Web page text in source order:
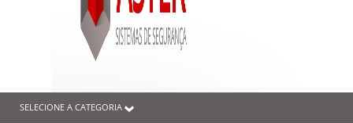
SELECIONE A CATEGORIA